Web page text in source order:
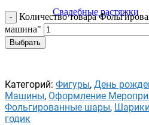
Свадебные растяжки
Количество товара
машина"
Выбрать
Категорий: Фигуры, День
Машины, Оформление
Фольгированные шары,
годик